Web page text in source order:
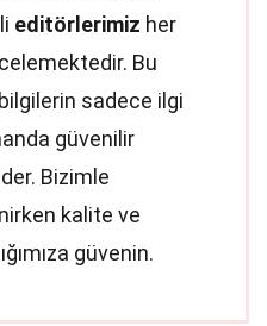
editörlerimiz her
Bu
sadece ilgi
güvenilir
Bizimle
kalite ve
güvenin.